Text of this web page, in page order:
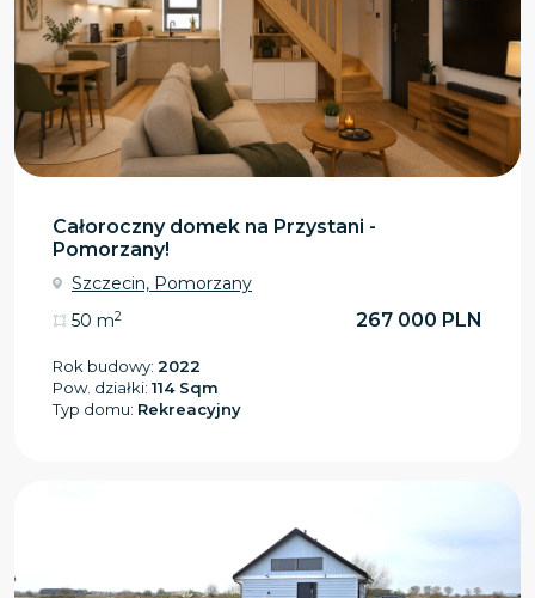
Całoroczny domek na Przystani -
Pomorzany!
Szczecin, Pomorzany
50 m2 267 000 PLN
Rok budowy: 2022
Pow. działki: 114 Sqm
Typ domu: Rekreacyjny